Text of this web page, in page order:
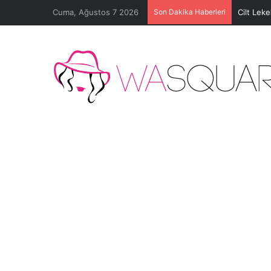
Cuma, Ağustos 7 2026 Son Dakika Haberleri Cilt